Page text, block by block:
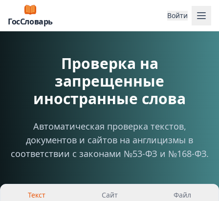
ГосСловарь
Войти
Проверка на
запрещенные
иностранные слова
Автоматическая проверка текстов,
документов и сайтов на англицизмы в
соответствии с законами №53-ФЗ и №168-ФЗ.
Текст Сайт Файл